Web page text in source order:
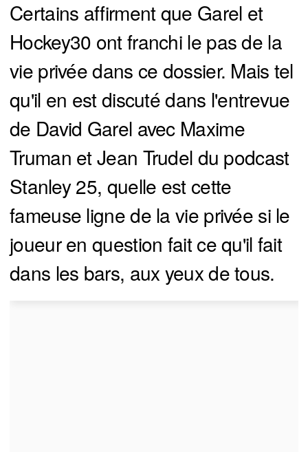
Certains affirment que Garel et
Hockey30 ont franchi le pas de la
vie privée dans ce dossier. Mais tel
qu'il en est discuté dans l'entrevue
de David Garel avec Maxime
Truman et Jean Trudel du podcast
Stanley 25, quelle est cette
fameuse ligne de la vie privée si le
joueur en question fait ce qu'il fait
dans les bars, aux yeux de tous.